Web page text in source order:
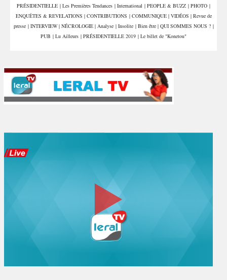
PRÉSIDENTIELLE | Les Premières Tendances | International | PEOPLE & BUZZ | PHOTO |
ENQUÊTES & REVELATIONS | CONTRIBUTIONS | COMMUNIQUE | VIDÉOS | Revue de
presse | INTERVIEW | NÉCROLOGIE | Analyse | Insolite | Bien être | QUI SOMMES NOUS ? |
PUB | Lu Ailleurs | PRÉSIDENTIELLE 2019 | Le billet de "Konetou"